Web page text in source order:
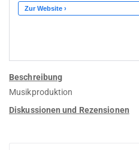
Beschreibung
Musikproduktion
Diskussionen und Rezensionen